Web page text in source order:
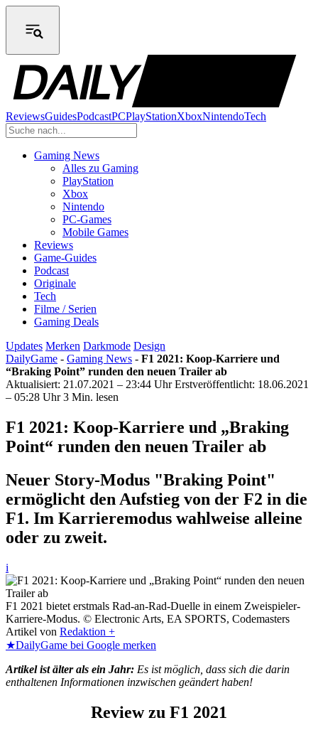
ReviewsGuidesPodcastPCPlayStationXboxNintendoTech
Gaming News
Alles zu Gaming
PlayStation
Xbox
Nintendo
PC-Games
Mobile Games
Reviews
Game-Guides
Podcast
Originale
Tech
Filme / Serien
Gaming Deals
Updates Merken Darkmode Design
DailyGame - Gaming News - F1 2021: Koop-Karriere und
“Braking Point” runden den neuen Trailer ab
Aktualisiert: 21.07.2021 – 23:44 Uhr Erstveröffentlicht: 18.06.2021
– 05:28 Uhr 3 Min. lesen
F1 2021: Koop-Karriere und „Braking
Point“ runden den neuen Trailer ab
Neuer Story-Modus "Braking Point"
ermöglicht den Aufstieg von der F2 in die
F1. Im Karrieremodus wahlweise alleine
oder zu zweit.
i
F1 2021 bietet erstmals Rad-an-Rad-Duelle in einem Zweispieler-
Karriere-Modus. © Electronic Arts, EA SPORTS, Codemasters
Artikel von Redaktion +
★DailyGame bei Google merken
Artikel ist älter als ein Jahr: Es ist möglich, dass sich die darin
enthaltenen Informationen inzwischen geändert haben!
Review zu F1 2021